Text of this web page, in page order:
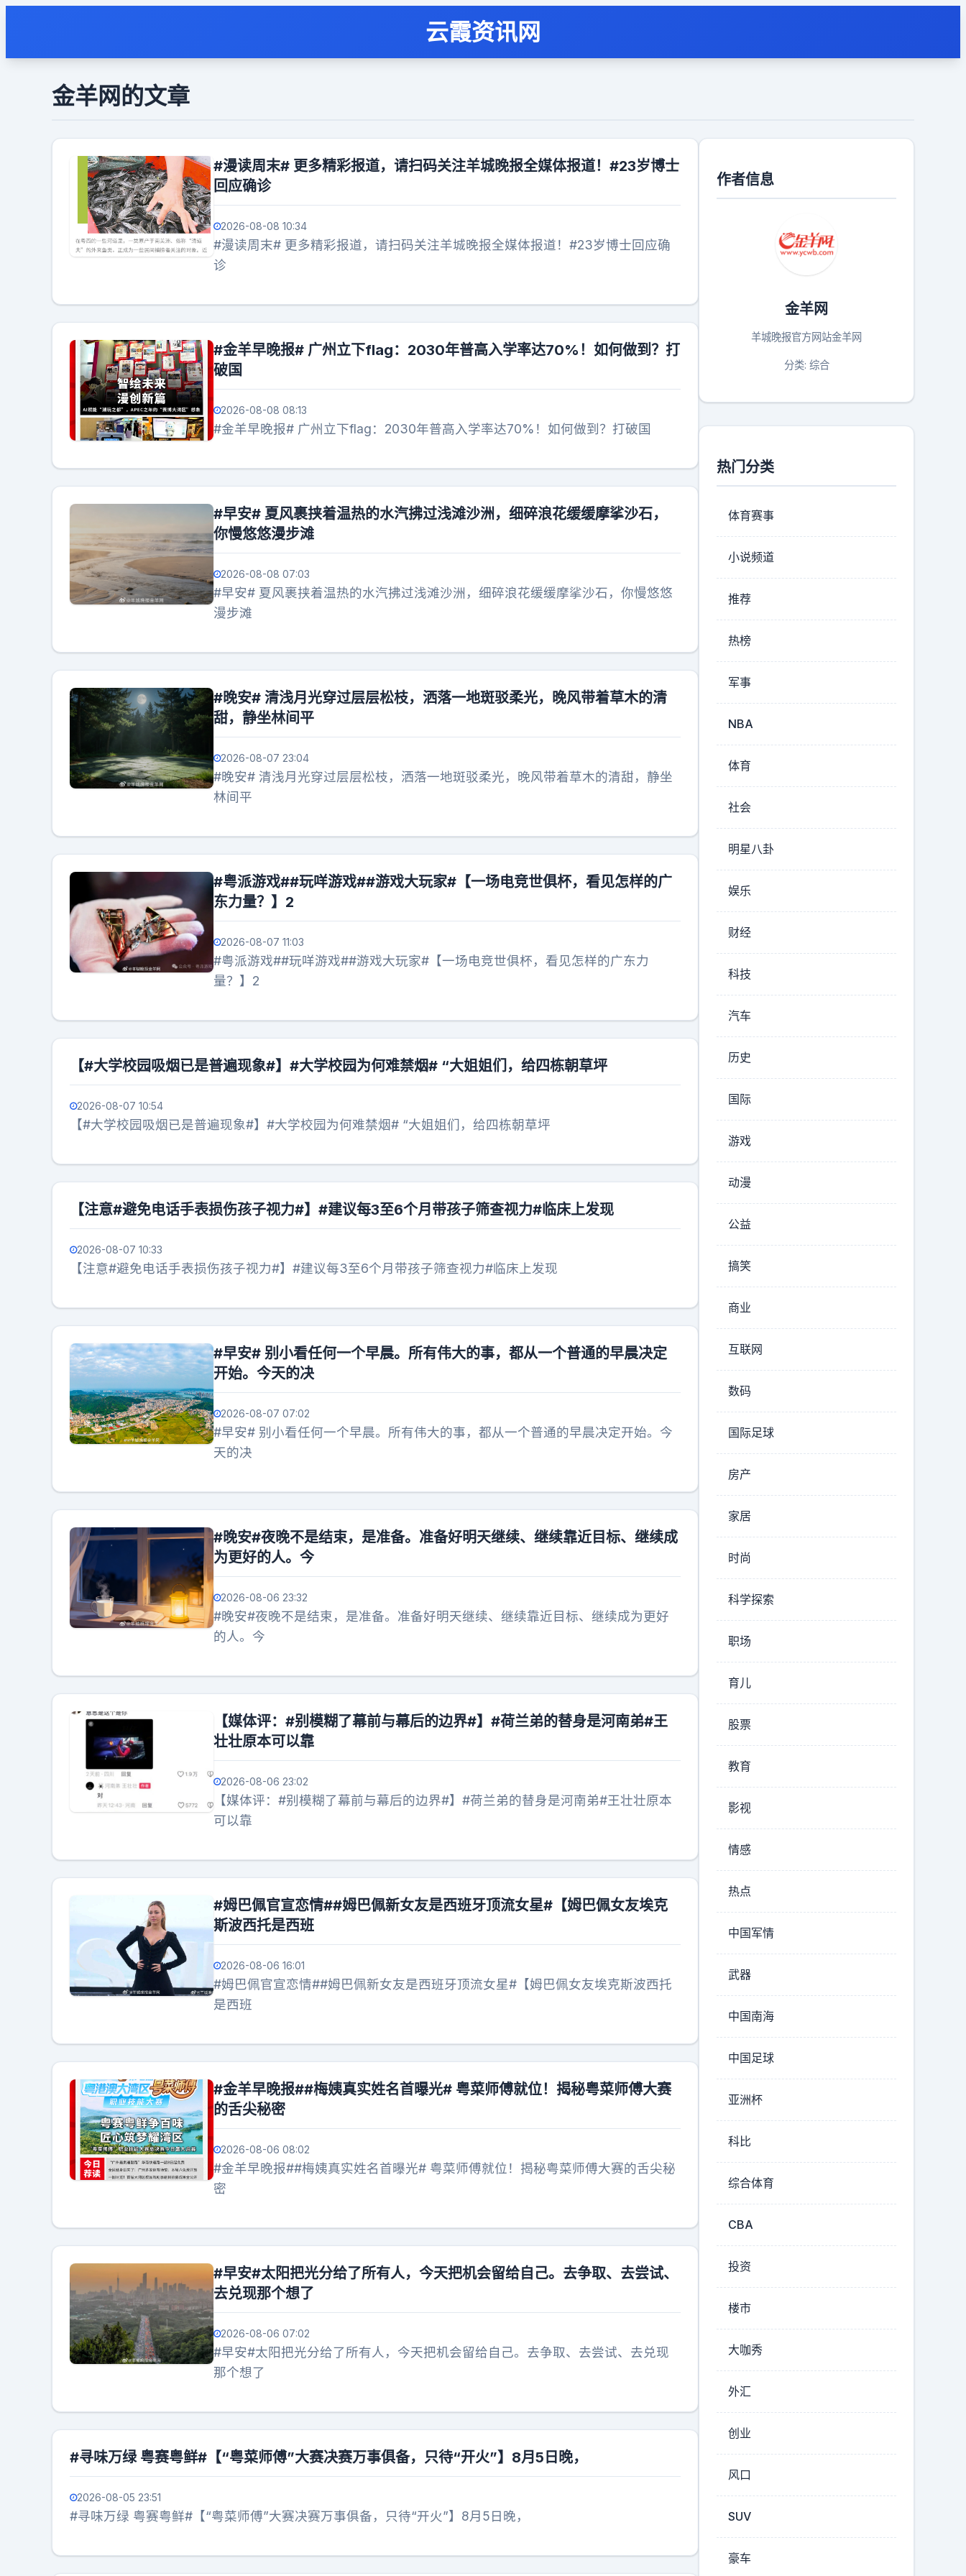
云霞资讯网
金羊网的文章
#漫读周末# 更多精彩报道，请扫码关注羊城晚报全媒体报道！#23岁博士
回应确诊
2026-08-08 10:34
#漫读周末# 更多精彩报道，请扫码关注羊城晚报全媒体报道！#23岁博士回应确
诊
#金羊早晚报# 广州立下flag：2030年普高入学率达70%！如何做到？打
破国
2026-08-08 08:13
#金羊早晚报# 广州立下flag：2030年普高入学率达70%！如何做到？打破国
#早安# 夏风裹挟着温热的水汽拂过浅滩沙洲，细碎浪花缓缓摩挲沙石，
你慢悠悠漫步滩
2026-08-08 07:03
#早安# 夏风裹挟着温热的水汽拂过浅滩沙洲，细碎浪花缓缓摩挲沙石，你慢悠悠
漫步滩
#晚安# 清浅月光穿过层层松枝，洒落一地斑驳柔光，晚风带着草木的清
甜，静坐林间平
2026-08-07 23:04
#晚安# 清浅月光穿过层层松枝，洒落一地斑驳柔光，晚风带着草木的清甜，静坐
林间平
#粤派游戏##玩咩游戏##游戏大玩家#【一场电竞世俱杯，看见怎样的广
东力量？】2
2026-08-07 11:03
#粤派游戏##玩咩游戏##游戏大玩家#【一场电竞世俱杯，看见怎样的广东力
量？】2
【#大学校园吸烟已是普遍现象#】#大学校园为何难禁烟# “大姐姐们，给四栋朝草坪
2026-08-07 10:54
【#大学校园吸烟已是普遍现象#】#大学校园为何难禁烟# “大姐姐们，给四栋朝草坪
【注意#避免电话手表损伤孩子视力#】#建议每3至6个月带孩子筛查视力#临床上发现
2026-08-07 10:33
【注意#避免电话手表损伤孩子视力#】#建议每3至6个月带孩子筛查视力#临床上发现
#早安# 别小看任何一个早晨。所有伟大的事，都从一个普通的早晨决定
开始。今天的决
2026-08-07 07:02
#早安# 别小看任何一个早晨。所有伟大的事，都从一个普通的早晨决定开始。今
天的决
#晚安#夜晚不是结束，是准备。准备好明天继续、继续靠近目标、继续成
为更好的人。今
2026-08-06 23:32
#晚安#夜晚不是结束，是准备。准备好明天继续、继续靠近目标、继续成为更好
的人。今
【媒体评：#别模糊了幕前与幕后的边界#】#荷兰弟的替身是河南弟#王
壮壮原本可以靠
2026-08-06 23:02
【媒体评：#别模糊了幕前与幕后的边界#】#荷兰弟的替身是河南弟#王壮壮原本
可以靠
#姆巴佩官宣恋情##姆巴佩新女友是西班牙顶流女星#【姆巴佩女友埃克
斯波西托是西班
2026-08-06 16:01
#姆巴佩官宣恋情##姆巴佩新女友是西班牙顶流女星#【姆巴佩女友埃克斯波西托
是西班
#金羊早晚报##梅姨真实姓名首曝光# 粤菜师傅就位！揭秘粤菜师傅大赛
的舌尖秘密
2026-08-06 08:02
#金羊早晚报##梅姨真实姓名首曝光# 粤菜师傅就位！揭秘粤菜师傅大赛的舌尖秘
密
#早安#太阳把光分给了所有人，今天把机会留给自己。去争取、去尝试、
去兑现那个想了
2026-08-06 07:02
#早安#太阳把光分给了所有人，今天把机会留给自己。去争取、去尝试、去兑现
那个想了
#寻味万绿 粤赛粤鲜#【“粤菜师傅”大赛决赛万事俱备，只待“开火”】8月5日晚，
2026-08-05 23:51
#寻味万绿 粤赛粤鲜#【“粤菜师傅”大赛决赛万事俱备，只待“开火”】8月5日晚，
作者信息
金羊网
羊城晚报官方网站金羊网
分类: 综合
热门分类
体育赛事
小说频道
推荐
热榜
军事
NBA
体育
社会
明星八卦
娱乐
财经
科技
汽车
历史
国际
游戏
动漫
公益
搞笑
商业
互联网
数码
国际足球
房产
家居
时尚
科学探索
职场
育儿
股票
教育
影视
情感
热点
中国军情
武器
中国南海
中国足球
亚洲杯
科比
综合体育
CBA
投资
楼市
大咖秀
外汇
创业
风口
SUV
豪车